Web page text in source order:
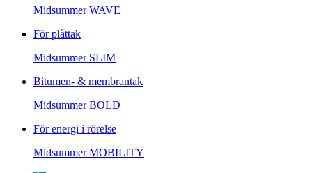
MidsummerWAVE
För plåttak
Midsummer SLIM
Bitumen- & membrantak
MidsummerBOLD
För energi i rörelse
MidsummerMOBILITY